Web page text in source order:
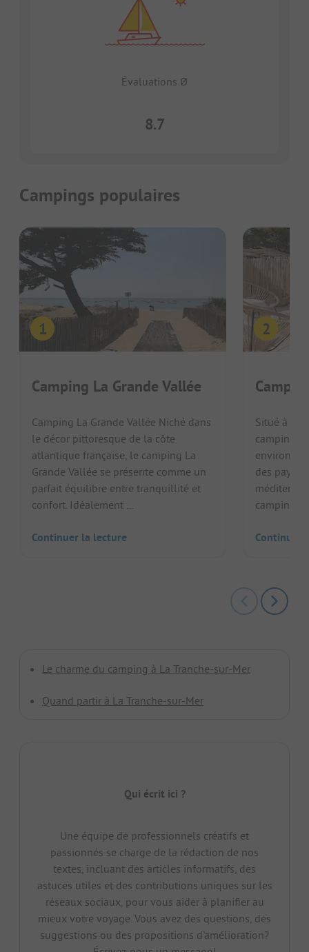
Évaluations Ø
8.7
Campings populaires
Camping La Grande Vallée
Camping La Grande Vallée Niché dans
le décor pittoresque de la côte
atlantique française, le camping La
Grande Vallée se présente comme un
parfait équilibre entre tranquillité et
confort. Idéalement ...
Continuer la lecture
Situé à
camping
environ
des
camping-
Continuer
Le charme du camping à La Tranche-sur-Mer
Quand partir à La Tranche-sur-Mer
Qui écrit ici ?
Une équipe de professionnels créatifs et
passionnés se charge de la rédaction de nos
textes, incluant des articles informatifs, des
astuces utiles et des contributions uniques sur les
réseaux sociaux, pour vous aider à planifier au
mieux votre voyage. Vous avez des questions, des
suggestions ou des propositions d'amélioration?